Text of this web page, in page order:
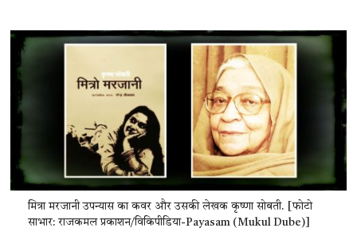
मित्रा मरजानी उपन्यास का कवर और उसकी लेखक कृष्णा सोबती. [फोटो
साभार: राजकमल प्रका​शन/विकिपीडिया-Payasam (Mukul Dube)]